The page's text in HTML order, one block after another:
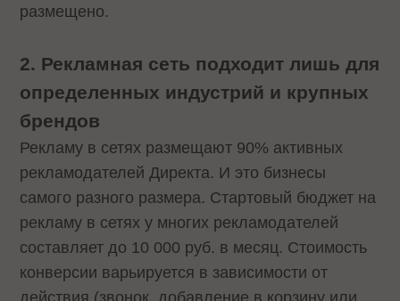
размещено.
2. Рекламная сеть подходит лишь для
определенных индустрий и крупных
брендов
Рекламу в сетях размещают 90% активных
рекламодателей Директа. И это бизнесы
самого разного размера. Стартовый бюджет на
рекламу в сетях у многих рекламодателей
составляет до 10 000 руб. в месяц. Стоимость
конверсии варьируется в зависимости от
действия (звонок, добавление в корзину или